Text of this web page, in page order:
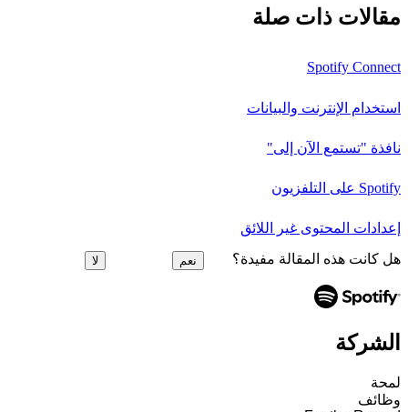
مقالات ذات صلة
Spotify Connect
استخدام الإنترنت والبيانات
نافذة "تستمع الآن إلى"
Spotify على التلفزيون
إعدادات المحتوى غير اللائق
هل كانت هذه المقالة مفيدة؟ نعم لا
الشركة
لمحة
وظائف